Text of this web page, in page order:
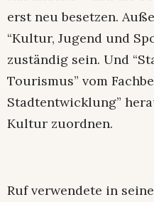
erst neu besetzen.
“Kultur, Jugend und
zuständig sein. Und
Tourismus” vom
Stadtentwicklung”
Kultur zuordnen.
Ruf verwendete in